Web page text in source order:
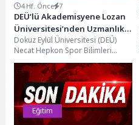
4 Hf. Önce 7
DEÜ’lü Akademisyene Lozan
Üniversitesi’nden Uzmanlık
Sertifikası
Dokuz Eylül Üniversitesi (DEÜ)
Necat Hepkon Spor Bilimleri
Fakültesi Beden Eğitimi ve Spor
Öğretmenliği Bölümü...
Eğitim